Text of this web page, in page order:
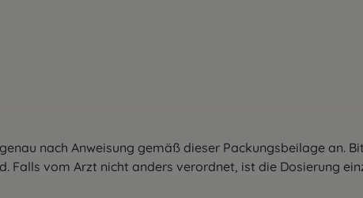
nach Anweisung gemäß dieser Packungsbeilage an.
Falls vom Arzt nicht anders verordnet, ist die Dosierung